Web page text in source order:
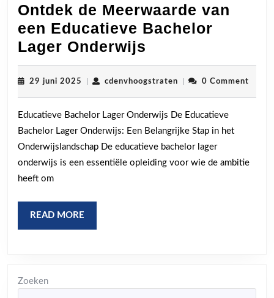
Ontdek de Meerwaarde van
een Educatieve Bachelor
Lager Onderwijs
de
Meerwaarde
van
een
Educatieve
Bachelor
29 juni 2025 29
cdenvhoogstratencdenvhoogstraten
0 Comment
Educatieve Bachelor Lager Onderwijs De Educatieve
Bachelor Lager Onderwijs: Een Belangrijke Stap in het
Onderwijslandschap De educatieve bachelor lager
onderwijs is een essentiële opleiding voor wie de ambitie
heeft om
READ MORE
MORE
Zoeken